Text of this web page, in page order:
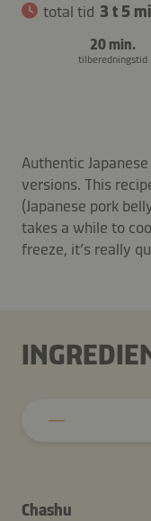
total tid 3 t 5
20 min.
tilberedningstid
Authentic
versions. This
(Japanese pork
takes a while to
freeze, it’s really
Chashu